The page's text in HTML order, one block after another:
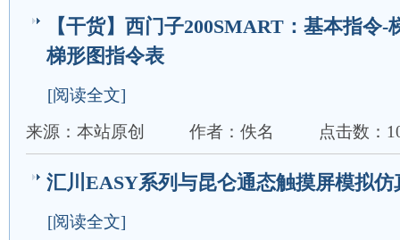
【干货】西门子200SMART：基本指令-
梯形图指令表
[阅读全文]
来源：本站原创
作者：佚名 点击数：
汇川EASY系列与昆仑通态触摸屏模拟仿
[阅读全文]